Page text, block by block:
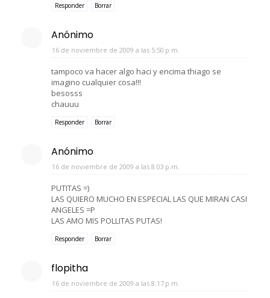
Responder Borrar
Anónimo
16 de noviembre de 2009 a las 5:50 p.m.
tampoco va hacer algo haci y encima thiago se
imagino cualquier cosa!!!
besosss
chauuu
Responder Borrar
Anónimo
16 de noviembre de 2009 a las 8:03 p.m.
PUTITAS =)
LAS QUIERO MUCHO EN ESPECIAL LAS QUE MIRAN CASI
ANGELES =P
LAS AMO MIS POLLITAS PUTAS!
Responder Borrar
flopitha
16 de noviembre de 2009 a las 8:17 p.m.